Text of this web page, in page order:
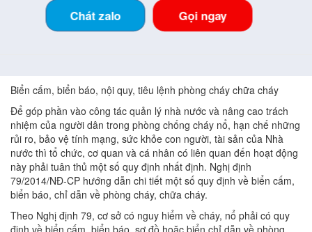
Chát zalo Gọi ngay
Biển cấm, biển báo, nội quy, tiêu lệnh phòng cháy chữa cháy
Để góp phần vào công tác quản lý nhà nước và nâng cao trách
nhiệm của người dân trong phòng chống cháy nổ, hạn chế những
rủi ro, bảo vệ tính mạng, sức khỏe con người, tài sản của Nhà
nước thì tổ chức, cơ quan và cá nhân có liên quan đến hoạt động
này phải tuân thủ một số quy định nhất định. Nghị định
79/2014/NĐ-CP hướng dẫn chi tiết một số quy định về biển cấm,
biển báo, chỉ dẫn về phòng cháy, chữa cháy.
Theo Nghị định 79, cơ sở có nguy hiểm về cháy, nổ phải có quy
định về biển cấm, biển báo, sơ đồ hoặc biển chỉ dẫn về phòng